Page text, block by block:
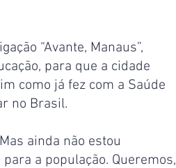
“Avante, Manaus”,
para que a cidade
como já fez com a Saúde
no Brasil.
ainda não estou
a população. Queremos,